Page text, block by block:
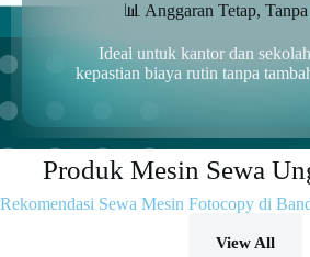
📊 Anggaran Tetap,
Ideal untuk kantor dan
kepastian biaya rutin tanpa
Produk Mesin Sewa
Rekomendasi Sewa Mesin Fotocopy di
View All